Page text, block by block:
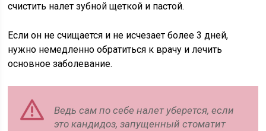
счистить налет зубной щеткой и пастой.
Если он не счищается и не исчезает более 3 дней,
нужно немедленно обратиться к врачу и лечить
основное заболевание.
Ведь сам по себе налет уберется, если
это кандидоз, запущенный стоматит